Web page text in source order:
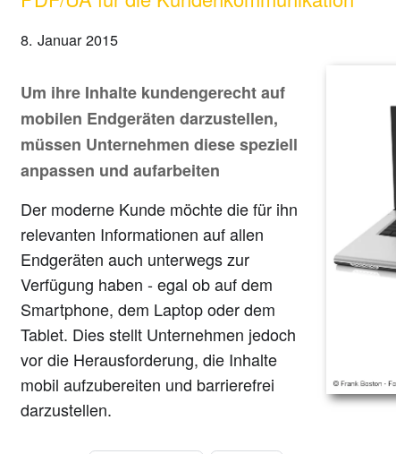
8. Januar 2015
Um ihre Inhalte kundengerecht auf
mobilen Endgeräten darzustellen,
müssen Unternehmen diese speziell
anpassen und aufarbeiten
Der moderne Kunde möchte die für ihn
relevanten Informationen auf allen
Endgeräten auch unterwegs zur
Verfügung haben - egal ob auf dem
Smartphone, dem Laptop oder dem
Tablet. Dies stellt Unternehmen jedoch
vor die Herausforderung, die Inhalte
mobil aufzubereiten und barrierefrei
darzustellen.